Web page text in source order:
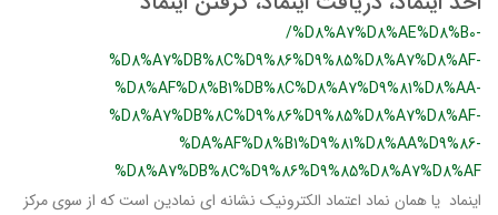
/%D8%A7%D8%AE%D8%B0-
%D8%A7%DB%8C%D9%86%D9%85%D8%A7%D8%AF-
%D8%AF%D8%B1%DB%8C%D8%A7%D9%81%D8%AA-
%D8%A7%DB%8C%D9%86%D9%85%D8%A7%D8%AF-
%DA%AF%D8%B1%D9%81%D8%AA%D9%86-
%D8%A7%DB%8C%D9%86%D9%85%D8%A7%D8%AF
اینماد یا همان نماد اعتماد الکترونیک نشانه ای نمادین است که از سوی مرکز